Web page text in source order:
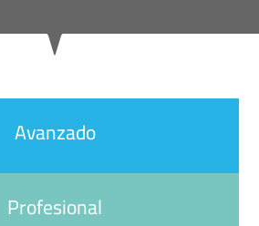
Avanzado
Profesional